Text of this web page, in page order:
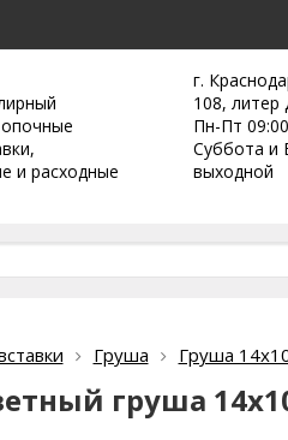
и расходные
г.
108, литер
Пн-Пт
Суббота и
выходной
Груша Груша
груша